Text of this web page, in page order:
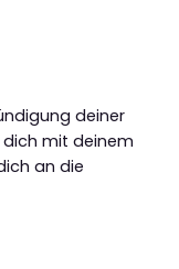
deiner
dich mit deinem
an die